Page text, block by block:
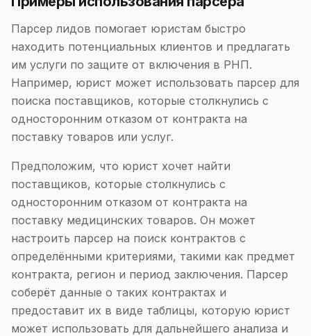
Парсер лидов помогает юристам быстро
находить потенциальных клиентов и предлагать
им услуги по защите от включения в РНП.
Например, юрист может использовать парсер для
поиска поставщиков, которые столкнулись с
односторонним отказом от контракта на
поставку товаров или услуг.
Предположим, что юрист хочет найти
поставщиков, которые столкнулись с
односторонним отказом от контракта на
поставку медицинских товаров. Он может
настроить парсер на поиск контрактов с
определёнными критериями, такими как предмет
контракта, регион и период заключения. Парсер
соберёт данные о таких контрактах и
предоставит их в виде таблицы, которую юрист
может использовать для дальнейшего анализа и